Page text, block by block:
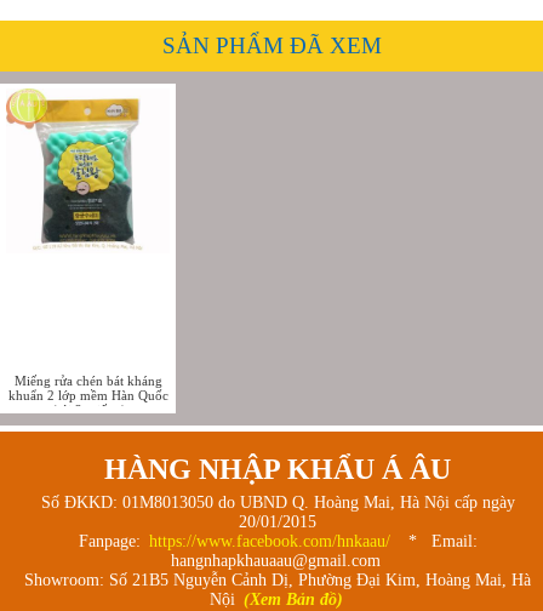
SẢN PHẨM ĐÃ XEM
Miếng rửa chén bát kháng
khuẩn 2 lớp mềm Hàn Quốc
(túi 2 miếng)
HÀNG NHẬP KHẨU Á ÂU
Số ĐKKD: 01M8013050 do UBND Q. Hoàng Mai, Hà Nội cấp ngày
20/01/2015
Fanpage: https://www.facebook.com/hnkaau/
* Email:
hangnhapkhauaau@gmail.com
Showroom: Số 21B5 Nguyễn Cảnh Dị, Phường Đại Kim, Hoàng Mai, Hà
Nội (Xem Bản đồ)